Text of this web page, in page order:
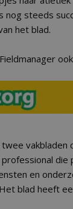
nog steeds
het blad.
en
blad heeft